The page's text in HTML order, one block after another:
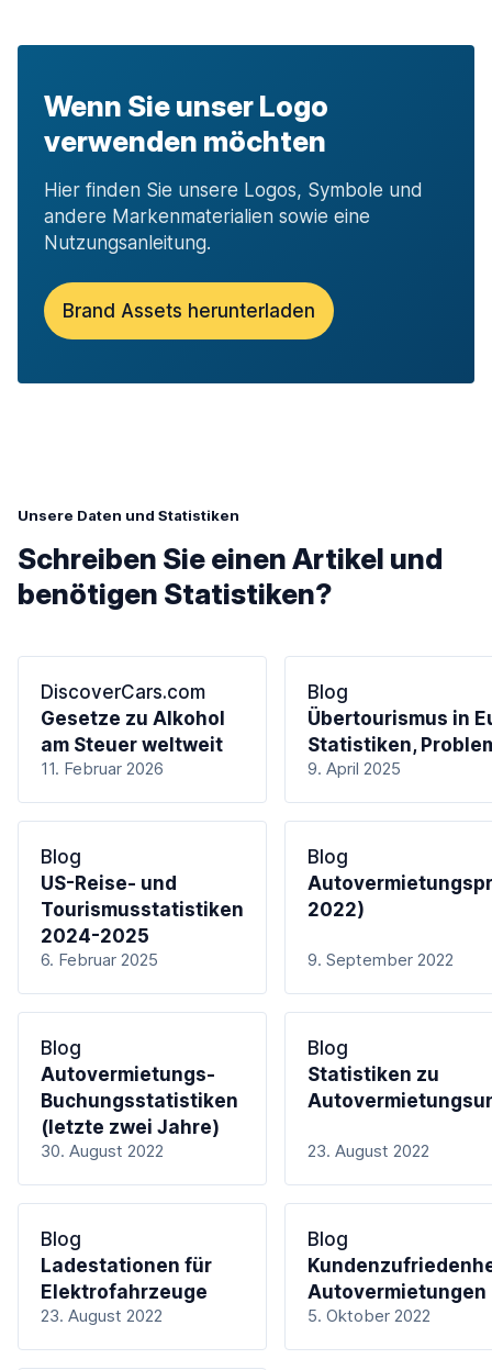
Wenn Sie unser Logo
verwenden möchten
Hier finden Sie unsere Logos, Symbole und
andere Markenmaterialien sowie eine
Nutzungsanleitung.
Brand Assets herunterladen
Unsere Daten und Statistiken
Schreiben Sie einen Artikel und
benötigen Statistiken?
DiscoverCars.com
Gesetze zu Alkohol
am Steuer weltweit
11. Februar 2026
Blog
Übertourismus in
Statistiken,
9. April 2025
Blog
US-Reise- und
Tourismusstatistiken
2024-2025
6. Februar 2025
Blog
2022)
9. September 2022
Blog
Autovermietungs-
Buchungsstatistiken
(letzte zwei Jahre)
30. August 2022
Blog
Statistiken zu
23. August 2022
Blog
Ladestationen für
Elektrofahrzeuge
23. August 2022
Blog
Autovermietungen
5. Oktober 2022